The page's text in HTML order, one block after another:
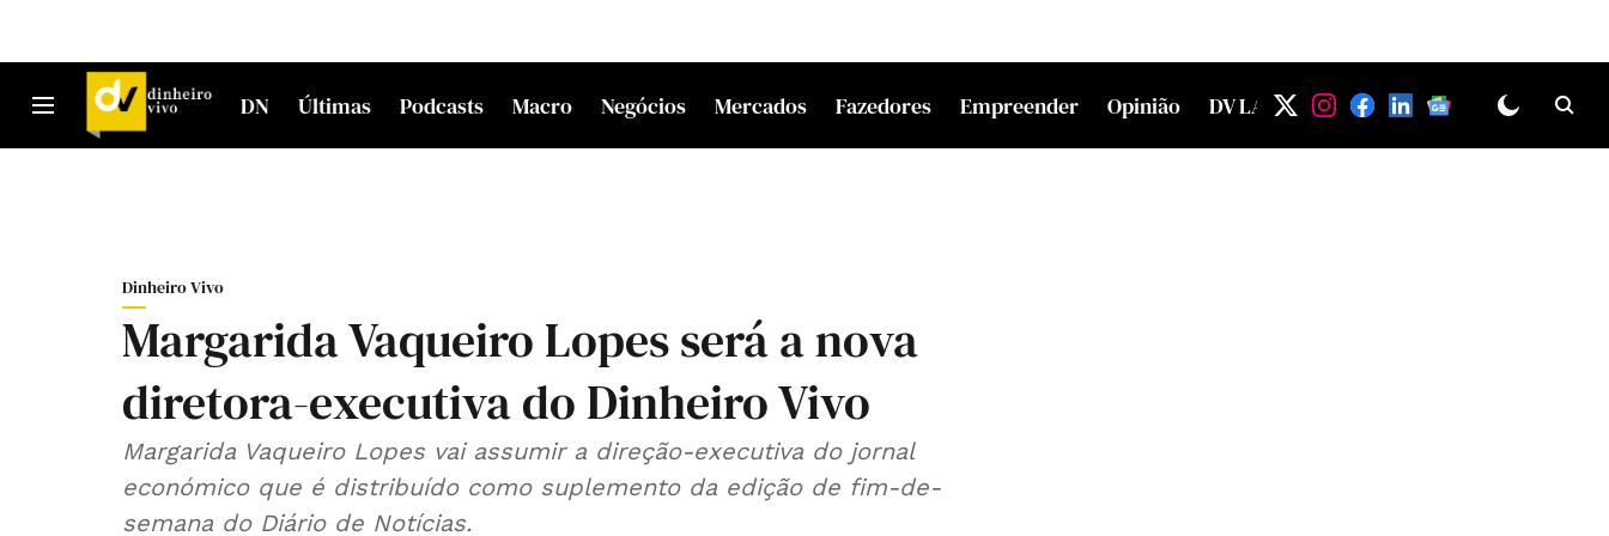
DN Últimas Podcasts Macro Negócios Mercados Fazedores Empreender Opinião DV LAB
Dinheiro Vivo
Margarida Vaqueiro Lopes será a nova
diretora-executiva do Dinheiro Vivo
Margarida Vaqueiro Lopes vai assumir a direção-executiva do jornal
económico que é distribuído como suplemento da edição de fim-de-
semana do Diário de Notícias.